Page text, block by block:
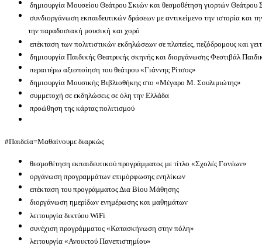
δημιουργία Μουσείου Θεάτρου Σκιών και θεσμοθέτηση γιορτών Θεάτρου
συνδιοργάνωση εκπαιδευτικών δράσεων με αντικείμενο την ιστορία και
την παραδοσιακή μουσική και χορό
επέκταση των πολιτιστικών εκδηλώσεων σε πλατείες, πεζόδρομους και
δημιουργία Παιδικής Θεατρικής σκηνής και διοργάνωσης Φεστιβάλ
περαιτέρω αξιοποίηση του θεάτρου «Γιάννης Ρίτσος»
δημιουργία Μουσικής Βιβλιοθήκης στο «Μέγαρο Μ. Σουλιμιώτης»
συμμετοχή σε εκδηλώσεις σε όλη την Ελλάδα
προώθηση της κάρτας πολιτισμού
#Παιδεία=Μαθαίνουμε διαρκώς
θεσμοθέτηση εκπαιδευτικού προγράμματος με τίτλο «Σχολές Γονέων»
οργάνωση προγραμμάτων επιμόρφωσης ενηλίκων
επέκταση του προγράμματος Δια Βίου Μάθησης
διοργάνωση ημερίδων ενημέρωσης και μαθημάτων
λειτουργία δικτύου WiFi
συνέχιση προγράμματος «Κατασκήνωση στην πόλη»
λειτουργία «Ανοικτού Πανεπιστημίου»